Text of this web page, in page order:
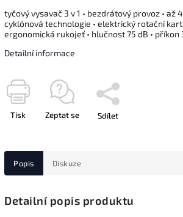
tyčový vysavač 3 v 1 • bezdrátový provoz • až
cyklónová technologie • elektrický rotační
ergonomická rukojeť • hlučnost 75 dB • příkon
Detailní informace
Tisk Zeptat se Sdílet
Popis Diskuze
Detailní popis produktu